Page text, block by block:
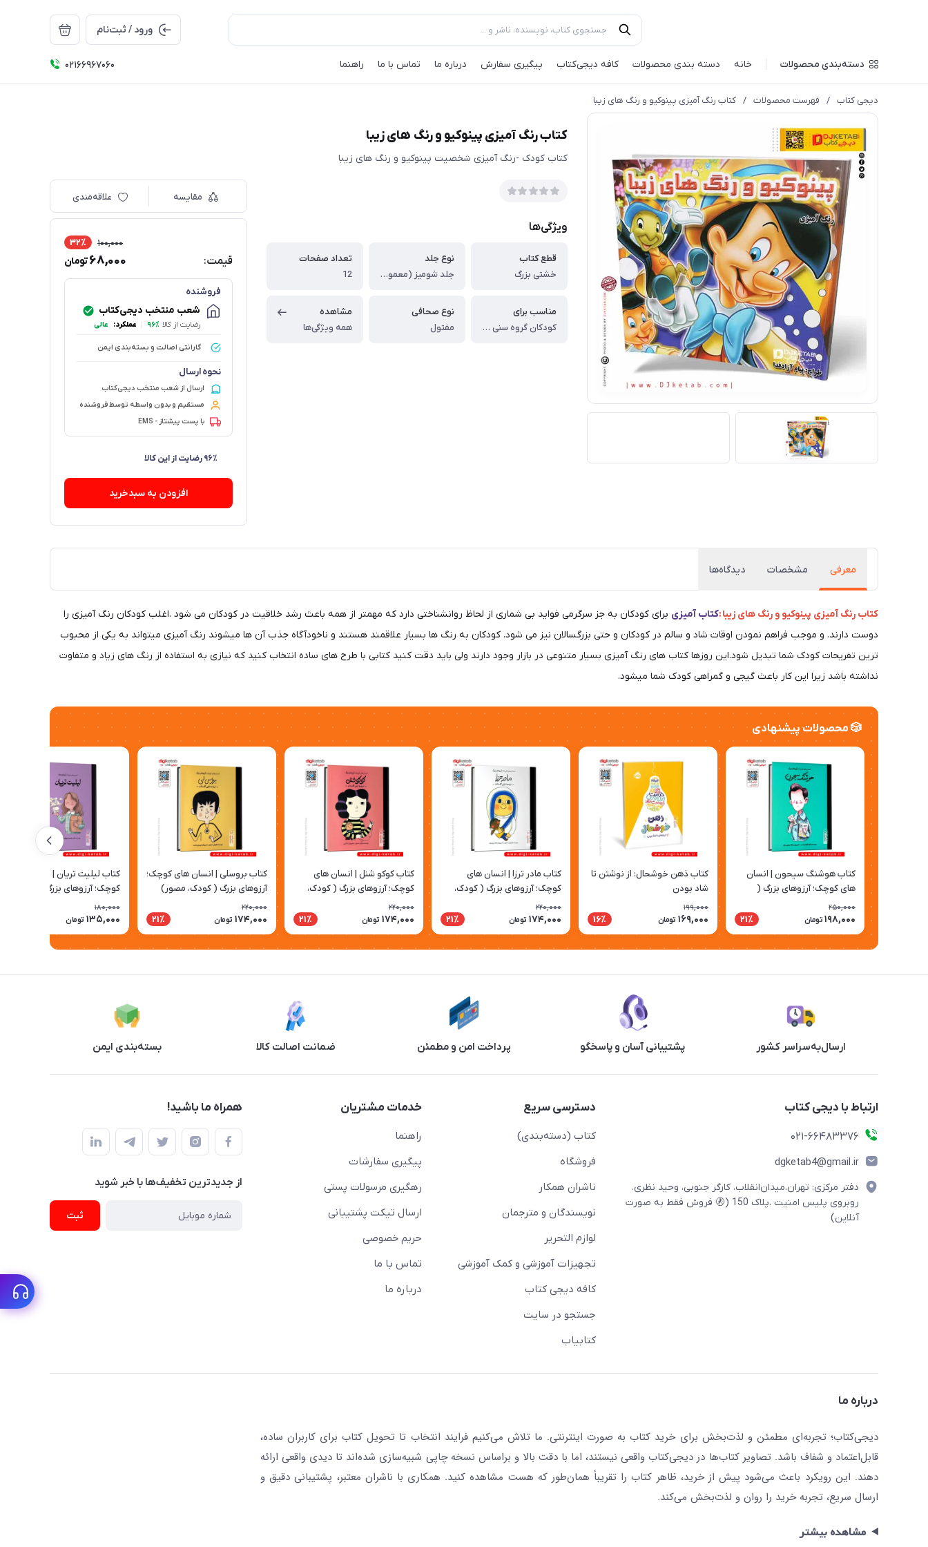
ورود / ثبت‌نام
دسته‌بندی محصولات خانه دسته بندی محصولات کافه‌ دیجی‌کتاب پیگیری سفارش درباره ما تماس با ما راهنما ۰۲۱66967060
دیجی کتاب / فهرست محصولات / کتاب رنگ آمیزی پینوکیو و رنگ های زیبا
کتاب رنگ آمیزی پینوکیو و رنگ های زیبا
کتاب کودک -رنگ آمیزی شخصیت پینوکیو و رنگ های زیبا
ویژگی‌ها
قطع کتاب
خشتی بزرگ
نوع جلد
جلد شومیز (معمولی)
تعداد صفحات
12
مناسب برای
کودکان گروه سنی الف
نوع صحافی
مفتول
مشاهده
همه ویژگی‌ها
مقایسه علاقه‌مندی
قیمت:
100,000 32٪
68,000تومان
فروشنده
شعب منتخب دیجی‌کتاب
رضایت از کالا ۹۶٪ عملکرد: عالی
گارانتی اصالت و بسته‌بندی ایمن
نحوه ارسال
ارسال از شعب منتخب دیجی‌کتاب
مستقیم و بدون واسطه توسط فروشنده
با پست پیشتاز - EMS
افزودن به سبدخرید
معرفی مشخصات دیدگاه‌ها
کتاب رنگ آمیزی پینوکیو و رنگ های زیبا:کتاب آمیزی برای کودکان به جز سرگرمی فواید بی شماری از لحاظ روانشناختی دارد که مهمتر از همه باعث رشد خلاقیت در کودکان می شود .اغلب کودکان رنگ آمیزی را
دوست دارند. و موجب فراهم نمودن اوقات شاد و سالم در کودکان و حتی بزرگسالان نیز می شود. کودکان به رنگ ها بسیار علاقمند هستند و ناخودآگاه جذب آن ها میشوند رنگ آمیزی میتواند به یکی از محبوب
ترین تفریحات کودک شما تبدیل شود.این روزها کتاب های رنگ آمیزی بسیار متنوعی در بازار وجود دارند ولی باید دقت کنید کتابی با طرح های ساده انتخاب کنید که نیازی به استفاده از رنگ های زیاد و متفاوت
نداشته باشد زیرا این کار باعث گیجی و گمراهی کودک شما میشود.
🎲 محصولات پیشنهادی
کتاب هوشنگ سیحون | انسان
های کوچک؛ آرزوهای بزرگ (
کودک، مصور)
250,000
198,000 تومان 21٪
کتاب ذهن خوشحال: از نوشتن تا
شاد بودن
199,000
169,000 تومان 16٪
کتاب مادر ترزا | انسان های
کوچک؛ آرزوهای بزرگ ( کودک،
مصور)
220,000
174,000 تومان 21٪
کتاب کوکو شنل | انسان های
کوچک؛ آرزوهای بزرگ ( کودک،
مصور)
220,000
174,000 تومان 21٪
کتاب بروسلی | انسان های کوچک؛
آرزوهای بزرگ ( کودک، مصور)
220,000
174,000 تومان 21٪
کتاب لیلیت تریان | انسان های
کوچک؛ آرزوهای بزرگ ( کودک،
مصور)
180,000
135,000 تومان
ارسال‌به‌سراسر کشور پشتیبانی آسان و پاسخگو پرداخت امن و مطمئن ضمانت اصالت کالا بسته‌بندی ایمن
ارتباط با دیجی کتاب
021-66483376
dgketab4@gmail.ir
دفتر مرکزی: تهران.میدان‌انقلاب، کارگر جنوبی، وحید نظری.
روبروی پلیس امنیت .پلاک 150 (🚷 فروش فقط به صورت
آنلاین)
دسترسی سریع
کتاب (دسته‌بندی)
فروشگاه
ناشران همکار
نویسندگان و مترجمان
لوازم التحریر
تجهیزات آموزشی و کمک آموزشی
کافه دیجی کتاب
جستجو در سایت
کتابیاب
خدمات مشتریان
راهنما
پیگیری سفارشات
رهگیری مرسولات پستی
ارسال تیکت پشتیبانی
حریم خصوصی
تماس با ما
درباره ما
همراه ما باشید!
از جدید‌ترین تخفیف‌ها با‌ خبر شوید
ثبت
درباره ما
دیجی‌کتاب؛ تجربه‌ای مطمئن و لذت‌بخش برای خرید کتاب به صورت اینترنتی. ما تلاش می‌کنیم فرایند انتخاب تا تحویل کتاب برای کاربران ساده،
قابل‌اعتماد و شفاف باشد. تصاویر کتاب‌ها در دیجی‌کتاب واقعی نیستند، اما با دقت بالا و براساس نسخه چاپی شبیه‌سازی شده‌اند تا دیدی واقعی ارائه
دهند. این رویکرد باعث می‌شود پیش از خرید، ظاهر کتاب را تقریباً همان‌طور که هست مشاهده کنید. همکاری با ناشران معتبر، پشتیبانی دقیق و
ارسال سریع، تجربه خرید را روان و لذت‌بخش می‌کند.
مشاهده بیشتر